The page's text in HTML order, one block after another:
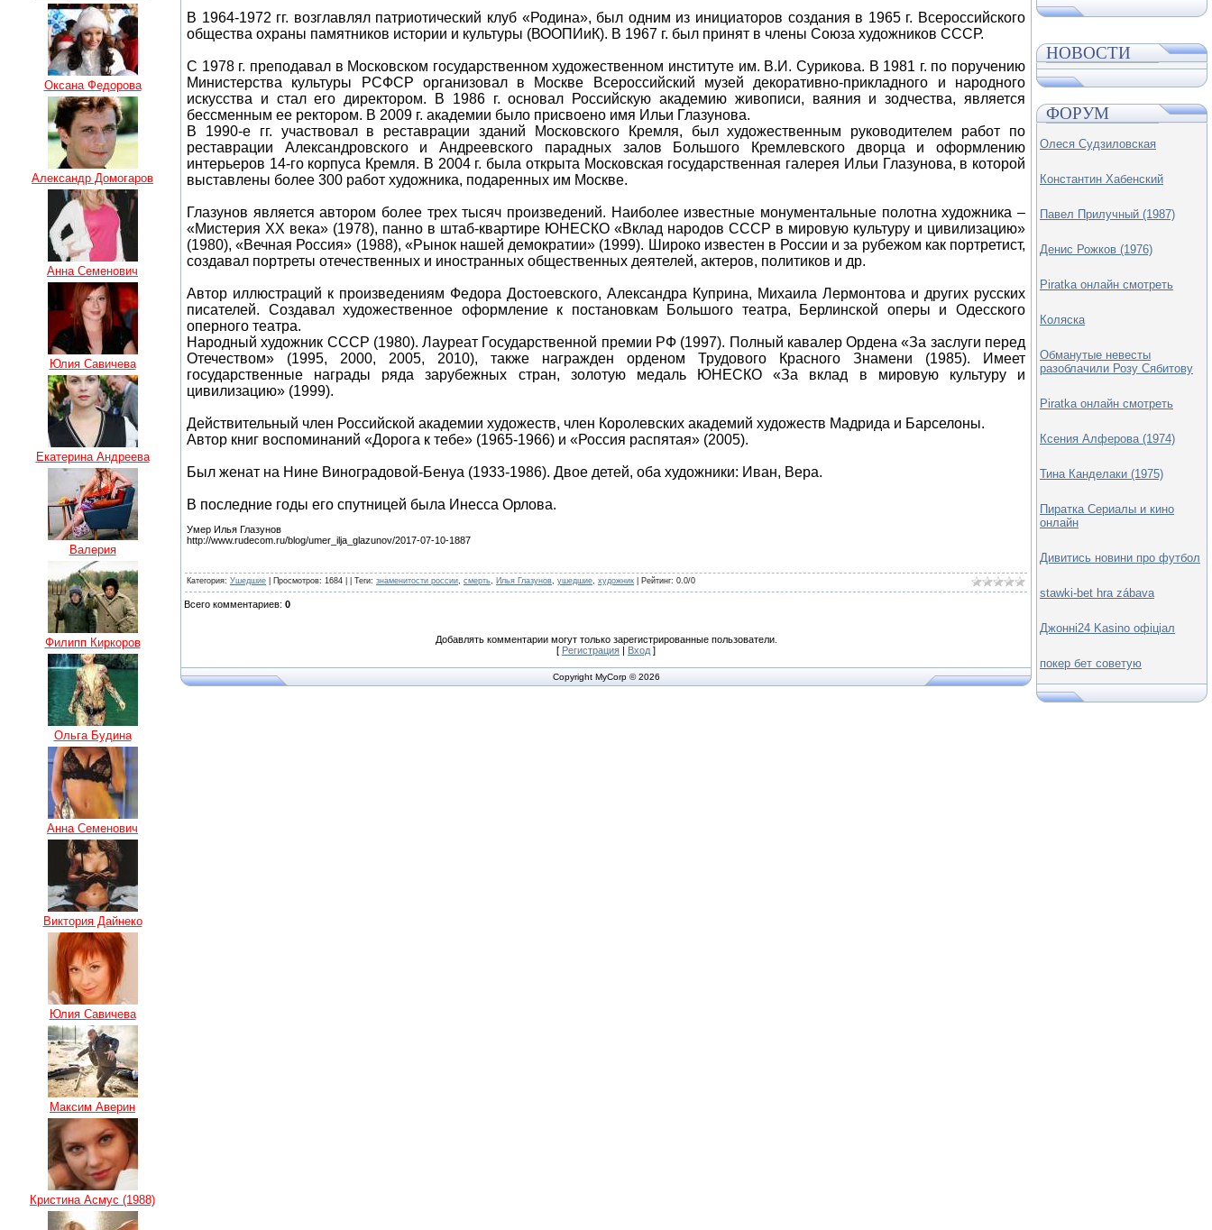
Оксана Федорова
Александр Домогаров
Анна Семенович
Юлия Савичева
Екатерина Андреева
Валерия
Филипп Киркоров
Ольга Будина
Анна Семенович
Виктория Дайнеко
Юлия Савичева
Максим Аверин
Кристина Асмус (1988)
В 1964-1972 гг. возглавлял патриотический клуб «Родина», был одним из инициаторов создания в 1965 г. Всероссийского
общества охраны памятников истории и культуры (ВООПИиК). В 1967 г. был принят в члены Союза художников СССР.
С 1978 г. преподавал в Московском государственном художественном институте им. В.И. Сурикова. В 1981 г. по поручению
Министерства культуры РСФСР организовал в Москве Всероссийский музей декоративно-прикладного и народного
искусства и стал его директором. В 1986 г. основал Российскую академию живописи, ваяния и зодчества, является
бессменным ее ректором. В 2009 г. академии было присвоено имя Ильи Глазунова.
В 1990-е гг. участвовал в реставрации зданий Московского Кремля, был художественным руководителем работ по
реставрации Александровского и Андреевского парадных залов Большого Кремлевского дворца и оформлению
интерьеров 14-го корпуса Кремля. В 2004 г. была открыта Московская государственная галерея Ильи Глазунова, в которой
выставлены более 300 работ художника, подаренных им Москве.
Глазунов является автором более трех тысяч произведений. Наиболее известные монументальные полотна художника –
«Мистерия XX века» (1978), панно в штаб-квартире ЮНЕСКО «Вклад народов СССР в мировую культуру и цивилизацию»
(1980), «Вечная Россия» (1988), «Рынок нашей демократии» (1999). Широко известен в России и за рубежом как портретист,
создавал портреты отечественных и иностранных общественных деятелей, актеров, политиков и др.
Автор иллюстраций к произведениям Федора Достоевского, Александра Куприна, Михаила Лермонтова и других русских
писателей. Создавал художественное оформление к постановкам Большого театра, Берлинской оперы и Одесского
оперного театра.
Народный художник СССР (1980). Лауреат Государственной премии РФ (1997). Полный кавалер Ордена «За заслуги перед
Отечеством» (1995, 2000, 2005, 2010), также награжден орденом Трудового Красного Знамени (1985). Имеет
государственные награды ряда зарубежных стран, золотую медаль ЮНЕСКО «За вклад в мировую культуру и
цивилизацию» (1999).
Действительный член Российской академии художеств, член Королевских академий художеств Мадрида и Барселоны.
Автор книг воспоминаний «Дорога к тебе» (1965-1966) и «Россия распятая» (2005).
Был женат на Нине Виноградовой-Бенуа (1933-1986). Двое детей, оба художники: Иван, Вера.
В последние годы его спутницей была Инесса Орлова.
Умер Илья Глазунов
http://www.rudecom.ru/blog/umer_ilja_glazunov/2017-07-10-1887
Категория: Ушедшие Просмотров: 1684 | | Теги: знаменитости россии смерть Илья Глазунов ушедшие художник Рейтинг: 0.0/0
Всего комментариев: 0
Добавлять комментарии могут только зарегистрированные пользователи.
[ Регистрация | Вход ]
Copyright MyCorp © 2026
НОВОСТИ
ФОРУМ
Олеся Судзиловская
Константин Хабенский
Павел Прилучный (1987)
Денис Рожков (1976)
Piratka онлайн смотреть
Коляска
Обманутые невесты
разоблачили Розу Сябитову
Piratka онлайн смотреть
Ксения Алферова (1974)
Тина Канделаки (1975)
Пиратка Сериалы и кино
онлайн
Дивитись новини про футбол
stawki-bet hra zábava
Джонні24 Kasino офіціал
покер бет советую